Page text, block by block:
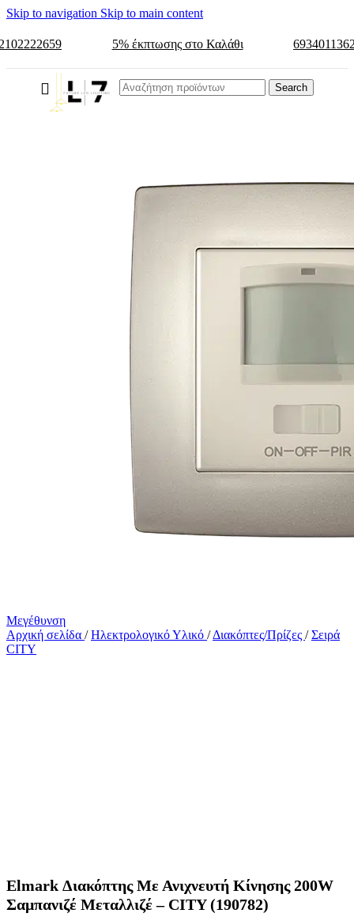
Skip to navigation Skip to main content
5% έκπτωσης στο Καλάθι
Search
Μεγέθυνση
Αρχική σελίδα / Ηλεκτρολογικό Υλικό / Διακόπτες/Πρίζες / Σειρά
CITY
Elmark Διακόπτης Με Ανιχνευτή Κίνησης 200W
Σαμπανιζέ Μεταλλιζέ – CITY (190782)